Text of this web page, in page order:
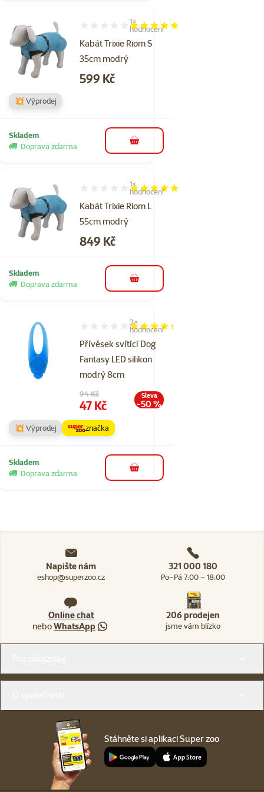
Kabát Trixie Riom S
35cm modrý
Hodnocení 100%, počet hodnocení: 1
1×
hodnocení
Cena
599 Kč
💥 Výprodej
Skladem
Doprava zdarma
do košíku
Kabát Trixie Riom L
55cm modrý
Hodnocení 100%, počet hodnocení: 1
1×
hodnocení
Cena
849 Kč
Skladem
Doprava zdarma
do košíku
Přívěsek svítící Dog
Fantasy LED silikon
modrý 8cm
Hodnocení 87%, počet hodnocení: 3
3×
hodnocení
Původní cena
94 Kč
Cena
47 Kč
Sleva
-50 %
💥 Výprodej značka
Skladem
Doprava zdarma
do košíku
Napište nám
eshop@superzoo.cz
321 000 180
Po–Pá 7:00 – 18:00
Online chat
neboWhatsApp
206 prodejen
jsme vám blízko
Stáhněte si aplikaci Super zoo